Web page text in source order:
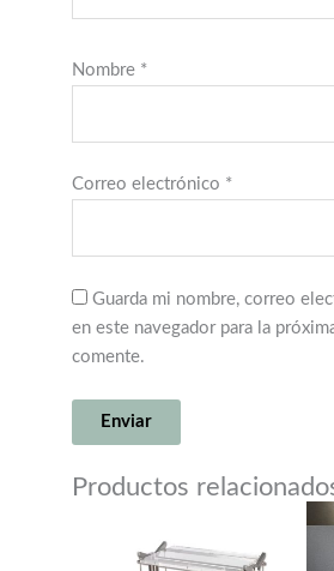
Nombre *
Correo electrónico *
Guarda mi nombre, correo
en este navegador para la
comente.
Productos